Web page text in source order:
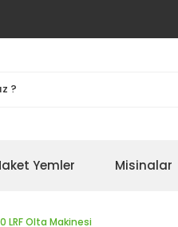
Yemler Misinalar
LRF Olta Makinesi